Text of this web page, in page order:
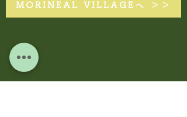
MORINEAL VILLAGEへ ＞＞